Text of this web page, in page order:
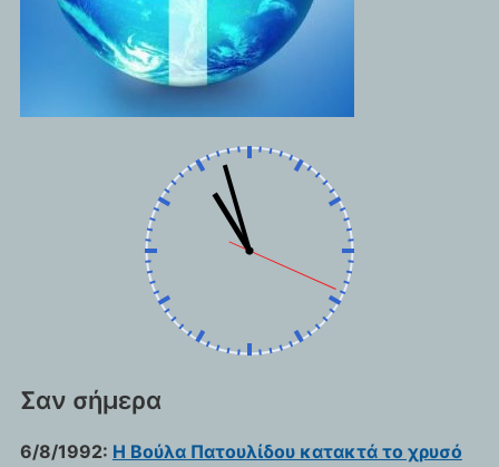
Σαν σήμερα
6/8/1992: Η Βούλα Πατουλίδου κατακτά το χρυσό